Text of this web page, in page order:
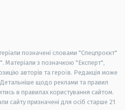
позначені словами "Спецпроєкт"
Матеріали з позначкою "Експерт",
авторів та героїв. Редакція може
Детальніше щодо реклами та правил
в правилах користування сайтом.
сайту призначені для осіб старше 21